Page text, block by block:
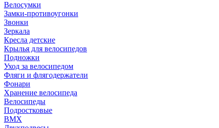
Велосумки
Замки-противоугонки
Звонки
Зеркала
Кресла детские
Крылья для велосипедов
Подножки
Уход за велосипедом
Фляги и флягодержатели
Фонари
Хранение велосипеда
Велосипеды
Подростковые
BMX